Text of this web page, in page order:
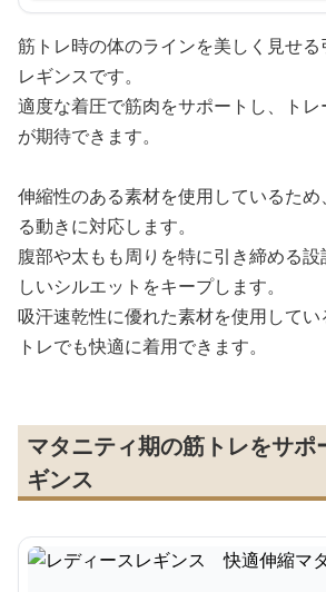
筋トレ時の体のラインを美しく見せ
レギンスです。
適度な着圧で筋肉をサポートし、ト
が期待できます。
伸縮性のある素材を使用しているた
る動きに対応します。
腹部や太もも周りを特に引き締める
しいシルエットをキープします。
吸汗速乾性に優れた素材を使用して
トレでも快適に着用できます。
マタニティ期の筋トレをサポ
ギンス